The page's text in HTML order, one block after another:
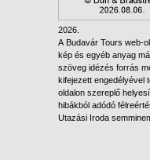
2026.
A Budavár Tours web-
kép és egyéb anyag
szöveg idézés forrás
kifejezett engedélyével
oldalon szereplő
hibákból adódó
Utazási Iroda